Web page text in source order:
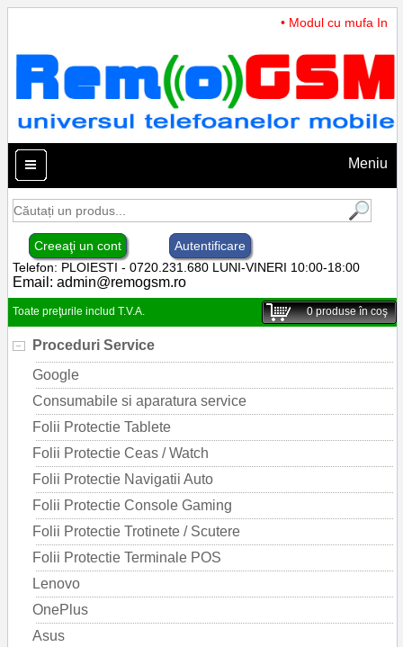
• Modul cu mufa
Meniu
Creeaţi un cont
Autentificare
Telefon: PLOIESTI - 0720.231.680 LUNI-VINERI 10:00-18:00
Email: admin@remogsm.ro
Toate preţurile includ T.V.A. 0produse în coş
Proceduri Service
Google
Consumabile si aparatura service
Folii Protectie Tablete
Folii Protectie Ceas / Watch
Folii Protectie Navigatii Auto
Folii Protectie Console Gaming
Folii Protectie Trotinete / Scutere
Folii Protectie Terminale POS
Lenovo
OnePlus
Asus